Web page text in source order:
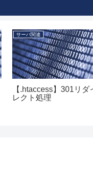
サーバ関連
【.htaccess】301リダ
レクト処理